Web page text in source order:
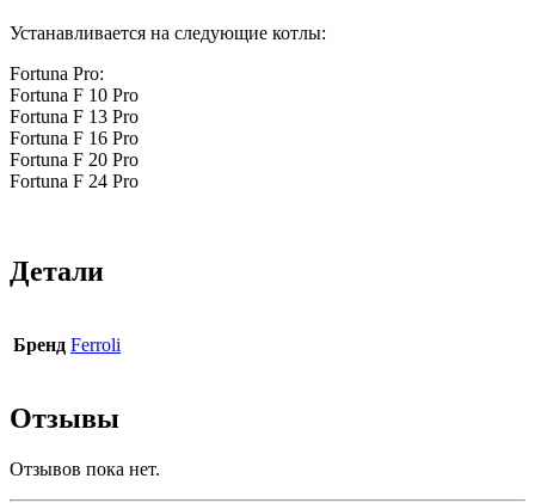
Устанавливается на следующие котлы:
Fortuna Pro:
Fortuna F 10 Pro
Fortuna F 13 Pro
Fortuna F 16 Pro
Fortuna F 20 Pro
Fortuna F 24 Pro
Детали
Бренд Ferroli
Отзывы
Отзывов пока нет.